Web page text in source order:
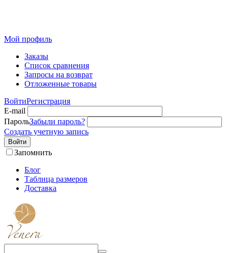
Мой профиль
Заказы
Список сравнения
Запросы на возврат
Отложенные товары
ВойтиРегистрация
E-mail
ПарольЗабыли пароль?
Создать учетную запись
Войти
Запомнить
Блог
Таблица размеров
Доставка